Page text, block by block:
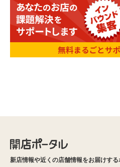
新店情報や近くの店舗情報をお届けす